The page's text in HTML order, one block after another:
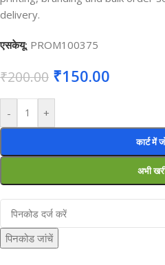
delivery.
एसकेयू: PROM100375
₹200.00 ₹150.00
- +
कार्ट में
अभी
पिनकोड जांचें